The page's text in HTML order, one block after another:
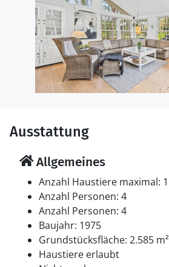
Ausstattung
Allgemeines
Anzahl Haustiere maximal: 1
Anzahl Personen: 4
Anzahl Personen: 4
Baujahr: 1975
Grundstücksfläche: 2.585 m²
Haustiere erlaubt